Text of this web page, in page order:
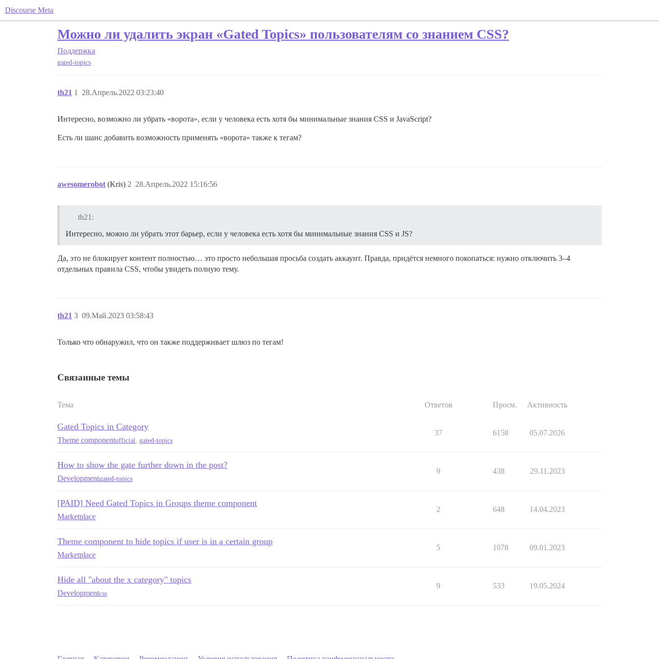
Discourse Meta
Можно ли удалить экран «Gated Topics» пользователям со знанием CSS?
Поддержка
gated-topics
th21 28.Апрель.2022 03:23:40
1
Интересно, возможно ли убрать «ворота», если у человека есть хотя бы минимальные знания CSS и JavaScript?
Есть ли шанс добавить возможность применять «ворота» также к тегам?
awesomerobot (Kris) 28.Апрель.2022 15:16:56
2
th21:
Интересно, можно ли убрать этот барьер, если у человека есть хотя бы минимальные знания CSS и JS?
Да, это не блокирует контент полностью… это просто небольшая просьба создать аккаунт. Правда, придётся немного покопаться: нужно отключить 3–4
отдельных правила CSS, чтобы увидеть полную тему.
th21 09.Май.2023 03:58:43
3
Только что обнаружил, что он также поддерживает шлюз по тегам!
Связанные темы
Тема Ответов Просм. Активность
Gated Topics in Category
Theme componentofficial gated-topics
37 6158 05.07.2026
How to show the gate further down in the post?
Developmentgated-topics
9 438 29.11.2023
[PAID] Need Gated Topics in Groups theme component
Marketplace
2 648 14.04.2023
Theme component to hide topics if user is in a certain group
Marketplace
5 1078 09.01.2023
Hide all "about the x category" topics
Developmentcss
9 533 19.05.2024